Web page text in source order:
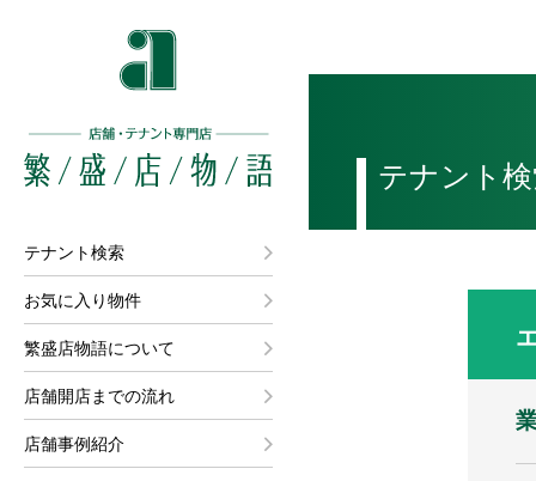
テナント検索
お気に入り物件
繁盛店物語について
店舗開店までの流れ
店舗事例紹介
テナント